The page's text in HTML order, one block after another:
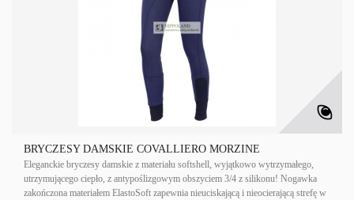
BRYCZESY DAMSKIE COVALLIERO MORZINE
Eleganckie bryczesy damskie z materiału softshell, wyjątkowo wytrzymałego,
utrzymującego ciepło, z antypoślizgowym obszyciem 3/4 z silikonu! Nogawka
zakończona materiałem ElastoSoft zapewnia nieuciskającą i nieocierającą strefę w